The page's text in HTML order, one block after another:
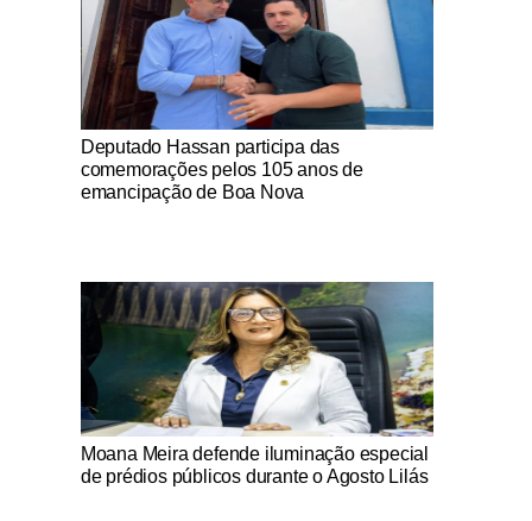
Notícias Católicas
Deputado Hassan participa das
comemorações pelos 105 anos de
emancipação de Boa Nova
Notícias Católicas
Moana Meira defende iluminação especial
de prédios públicos durante o Agosto Lilás